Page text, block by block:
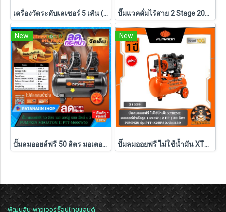
เครื่องวัดระดับเลเซอร์ 5 เส้น (พร้อมชุดขาตั้ง) PUMPKIN แสงสีเขียว รุ่น PTT-LSG5E (28267) ปั๊มแวคคั่มไร้สาย 2 Stage 20V 4CFM INF-415VP5 PUMPKIN (50712) แบตXT 5.0Ahx1 ก้อน ,ตัวเปล่า (50711)
New
ปั๊มลมออยล์ฟรี 50 ลิตร มอเตอร์คู่ 600W x 2 Pumpkin MEGATON II PTT-M600W50 (31543)
New
ปั๊มลมออยฟรี ไม่ใช้น้ำมัน XTREME 1490W ( 30L / 60L / 120L ) PUMPKIN รุ่น PTT-X2HP30/31539 , PTT-X4HP60/31554 , PTT-X6HP120/31555
พัฒนสิน พาวเวอร์ช็อปไทยแลนด์